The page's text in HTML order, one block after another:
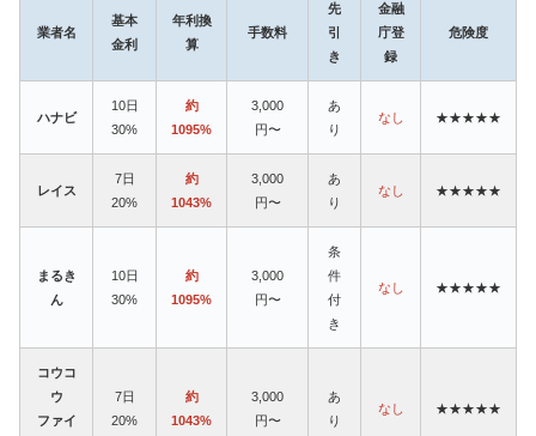
業者名
基本
金利
年利換
算
手数料
先
引
き
金融
庁登
録
危険度
ハナビ
10日
30%
約
1095%
3,000
円〜
あ
り
なし ★★★★★
レイス
7日
20%
約
1043%
3,000
円〜
あ
り
なし ★★★★★
まるき
ん
10日
30%
約
1095%
3,000
円〜
条
件
付
き
なし ★★★★★
コウコ
ウ
ファイ
7日
20%
約
1043%
3,000
円〜
あ
り
なし ★★★★★